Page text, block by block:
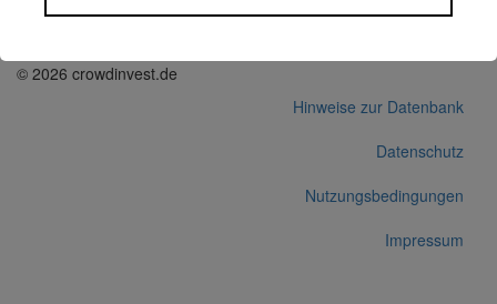
Korrekturen / Updates übermitteln
© 2026 crowdinvest.de
Hinweise zur Datenbank
Datenschutz
Nutzungsbedingungen
Impressum